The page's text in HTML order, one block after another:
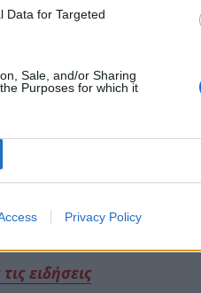
Data for Targeted
Sale, and/or Sharing
Purposes for which it
Privacy Policy
που βρίσκεται
(12η θέση).
Το ελαιόλαδο
στην
ειδήσεις